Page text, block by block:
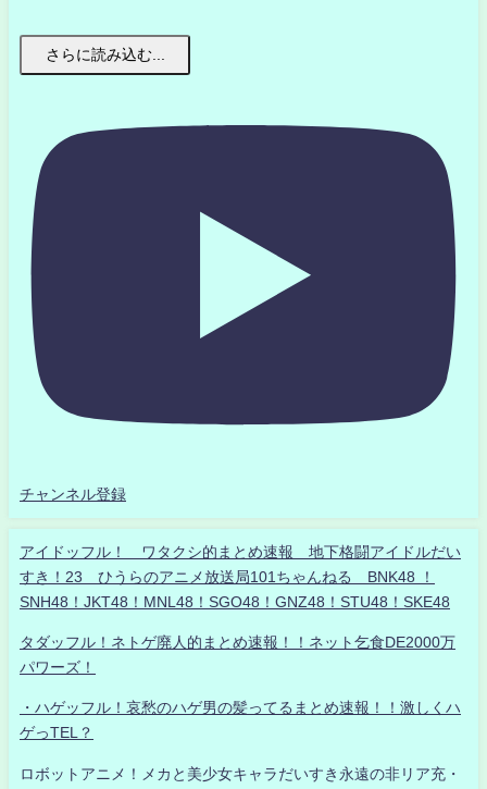
さらに読み込む...
チャンネル登録
アイドッフル！ ワタクシ的まとめ速報 地下格闘アイドルだい
すき！23 ひうらのアニメ放送局101ちゃんねる BNK48 ！
SNH48！JKT48！MNL48！SGO48！GNZ48！STU48！SKE48
タダッフル！ネトゲ廃人的まとめ速報！！ネット乞食DE2000万
パワーズ！
・ハゲッフル！哀愁のハゲ男の髪ってるまとめ速報！！激しくハ
ゲっTEL？
ロボットアニメ！メカと美少女キャラだいすき永遠の非リア充・